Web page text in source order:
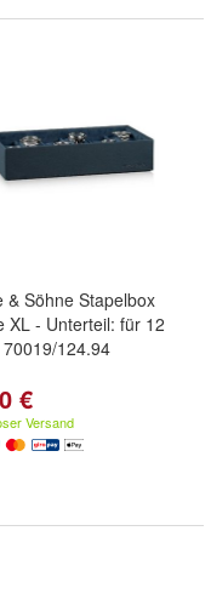
& Söhne Stapelbox
XL - Unterteil: für 12
124.94
€
Versand